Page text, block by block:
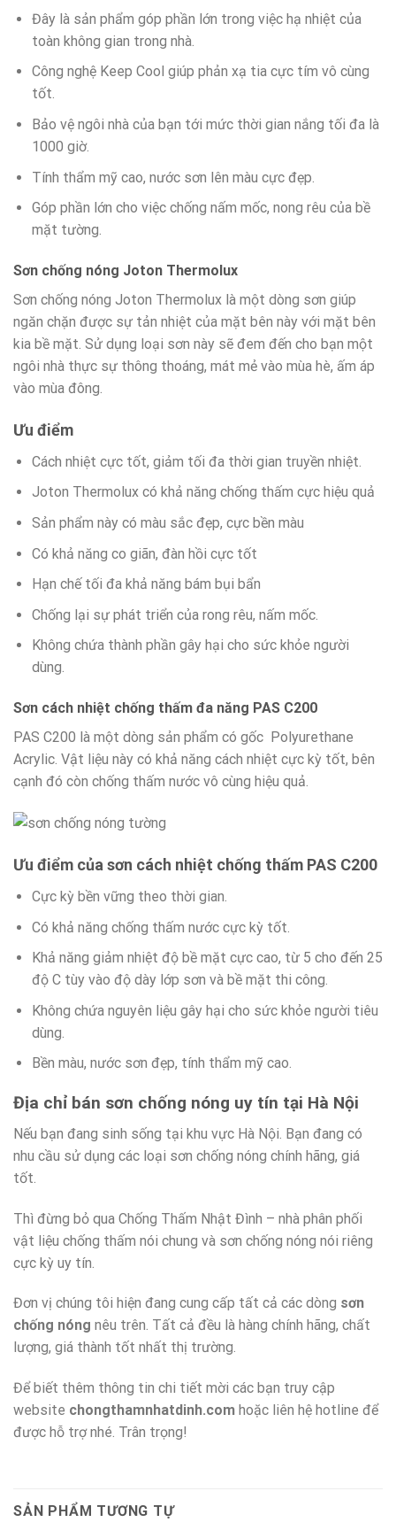
Đây là sản phẩm góp phần lớn trong việc hạ nhiệt của
toàn không gian trong nhà.
Công nghệ Keep Cool giúp phản xạ tia cực tím vô cùng
tốt.
Bảo vệ ngôi nhà của bạn tới mức thời gian nắng tối đa là
1000 giờ.
Tính thẩm mỹ cao, nước sơn lên màu cực đẹp.
Góp phần lớn cho việc chống nấm mốc, nong rêu của bề
mặt tường.
Sơn chống nóng Joton Thermolux
Sơn chống nóng Joton Thermolux là một dòng sơn giúp
ngăn chặn được sự tản nhiệt của mặt bên này với mặt bên
kia bề mặt. Sử dụng loại sơn này sẽ đem đến cho bạn một
ngôi nhà thực sự thông thoáng, mát mẻ vào mùa hè, ấm áp
vào mùa đông.
Ưu điểm
Cách nhiệt cực tốt, giảm tối đa thời gian truyền nhiệt.
Joton Thermolux có khả năng chống thấm cực hiệu quả
Sản phẩm này có màu sắc đẹp, cực bền màu
Có khả năng co giãn, đàn hồi cực tốt
Hạn chế tối đa khả năng bám bụi bẩn
Chống lại sự phát triển của rong rêu, nấm mốc.
Không chứa thành phần gây hại cho sức khỏe người
dùng.
Sơn cách nhiệt chống thấm đa năng PAS C200
PAS C200 là một dòng sản phẩm có gốc Polyurethane
Acrylic. Vật liệu này có khả năng cách nhiệt cực kỳ tốt, bên
cạnh đó còn chống thấm nước vô cùng hiệu quả.
Ưu điểm của sơn cách nhiệt chống thấm PAS C200
Cực kỳ bền vững theo thời gian.
Có khả năng chống thấm nước cực kỳ tốt.
Khả năng giảm nhiệt độ bề mặt cực cao, từ 5 cho đến 25
độ C tùy vào độ dày lớp sơn và bề mặt thi công.
Không chứa nguyên liệu gây hại cho sức khỏe người tiêu
dùng.
Bền màu, nước sơn đẹp, tính thẩm mỹ cao.
Địa chỉ bán sơn chống nóng uy tín tại Hà Nội
Nếu bạn đang sinh sống tại khu vực Hà Nội. Bạn đang có
nhu cầu sử dụng các loại sơn chống nóng chính hãng, giá
tốt.
Thì đừng bỏ qua Chống Thấm Nhật Đình – nhà phân phối
vật liệu chống thấm nói chung và sơn chống nóng nói riêng
cực kỳ uy tín.
Đơn vị chúng tôi hiện đang cung cấp tất cả các dòng sơn
chống nóng nêu trên. Tất cả đều là hàng chính hãng, chất
lượng, giá thành tốt nhất thị trường.
Để biết thêm thông tin chi tiết mời các bạn truy cập
website chongthamnhatdinh.com hoặc liên hệ hotline để
được hỗ trợ nhé. Trân trọng!
SẢN PHẨM TƯƠNG TỰ